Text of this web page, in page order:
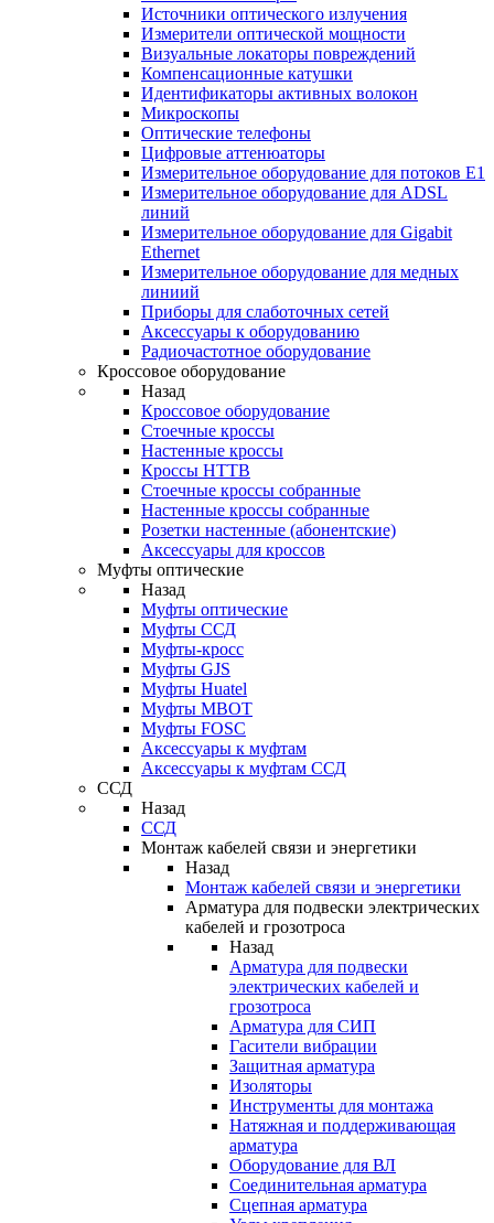
Источники оптического излучения
Измерители оптической мощности
Визуальные локаторы повреждений
Компенсационные катушки
Идентификаторы активных волокон
Микроскопы
Оптические телефоны
Цифровые аттенюаторы
Измерительное оборудование для потоков Е1
Измерительное оборудование для ADSL
линий
Измерительное оборудование для Gigabit
Ethernet
Измерительное оборудование для медных
линиий
Приборы для слаботочных сетей
Аксессуары к оборудованию
Радиочастотное оборудование
Кроссовое оборудование
Назад
Кроссовое оборудование
Стоечные кроссы
Настенные кроссы
Кроссы HTTB
Стоечные кроссы собранные
Настенные кроссы собранные
Розетки настенные (абонентские)
Аксессуары для кроссов
Муфты оптические
Назад
Муфты оптические
Муфты ССД
Муфты-кросс
Муфты GJS
Муфты Huatel
Муфты МВОТ
Муфты FOSC
Аксессуары к муфтам
Аксессуары к муфтам ССД
ССД
Назад
ССД
Монтаж кабелей связи и энергетики
Назад
Монтаж кабелей связи и энергетики
Арматура для подвески электрических
кабелей и грозотроса
Назад
Арматура для подвески
электрических кабелей и
грозотроса
Арматура для СИП
Гасители вибрации
Защитная арматура
Изоляторы
Инструменты для монтажа
Натяжная и поддерживающая
арматура
Оборудование для ВЛ
Соединительная арматура
Сцепная арматура